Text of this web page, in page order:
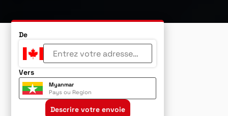
De
Vers
Myanmar
Pays ou Region
Descrire votre envoie